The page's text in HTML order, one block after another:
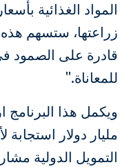
المواد الغذائية
زراعتها، ستسهم هذه
قادرة على الصمود
للمعاناة."
مليار دولار
التمويل الدولية